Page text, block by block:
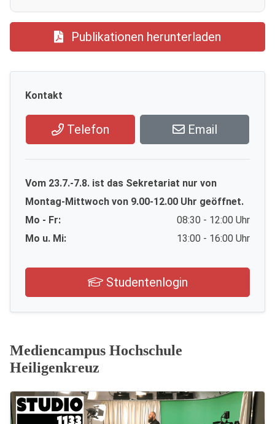
Publikationen herunterladen
Kontakt
Telefon Email
Vom 23.7.-7.8. ist das Sekretariat nur von
Montag-Mittwoch von 9.00-12.00 Uhr geöffnet.
Mo - Fr:
08:30 - 12:00 Uhr
Mo u. Mi:
13:00 - 16:00 Uhr
Studentenlogin
Mediencampus Hochschule
Heiligenkreuz